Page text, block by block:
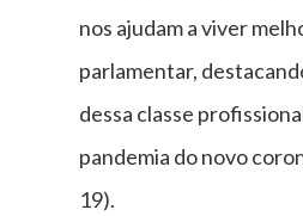
nos ajudam a viver
parlamentar,
dessa classe
pandemia do novo
19).